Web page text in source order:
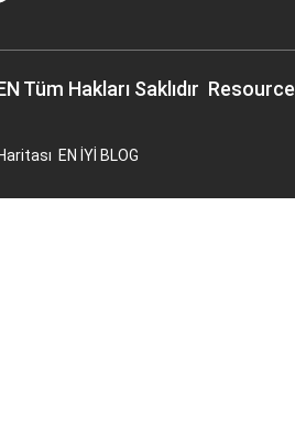
Tüm Hakları Saklıdır Resource
EN İYİ BLOG